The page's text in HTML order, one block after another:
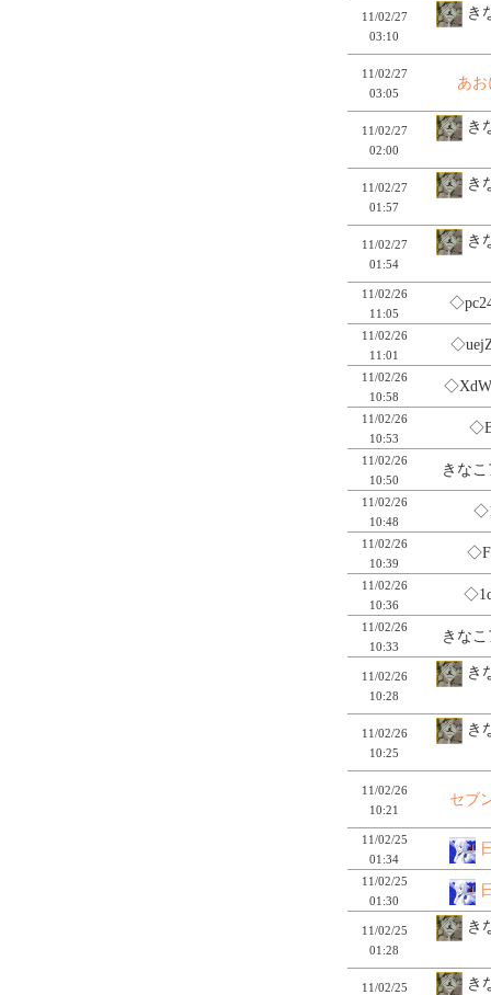
11/02/27
03:10
き
11/02/27
03:05
あお
11/02/27
02:00
き
11/02/27
01:57
き
11/02/27
01:54
き
11/02/26
11:05
11/02/26
11:01
11/02/26
10:58
11/02/26
10:53
11/02/26
10:50
きな
11/02/26
10:48
11/02/26
10:39
11/02/26
10:36
11/02/26
10:33
きな
11/02/26
10:28
き
11/02/26
10:25
き
11/02/26
10:21
セブ
11/02/25
01:34
11/02/25
01:30
11/02/25
01:28
き
11/02/25
き